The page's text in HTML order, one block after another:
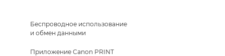
Беспроводное использование
и обмен данными
Приложение Canon PRINT